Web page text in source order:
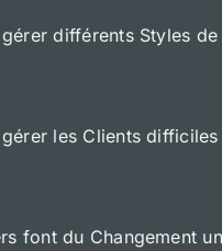
différents Styles de
les Clients difficiles
font du Changement